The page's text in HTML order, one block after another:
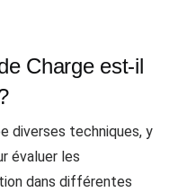
Charge est-il
diverses techniques, y
évaluer les
dans différentes